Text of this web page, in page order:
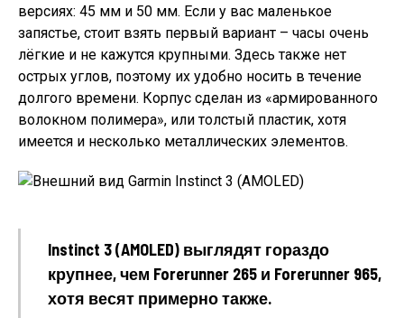
версиях: 45 мм и 50 мм. Если у вас маленькое
запястье, стоит взять первый вариант – часы очень
лёгкие и не кажутся крупными. Здесь также нет
острых углов, поэтому их удобно носить в течение
долгого времени. Корпус сделан из «армированного
волокном полимера», или толстый пластик, хотя
имеется и несколько металлических элементов.
Instinct 3 (AMOLED) выглядят гораздо
крупнее, чем Forerunner 265 и Forerunner 965,
хотя весят примерно также.